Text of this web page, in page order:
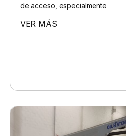
de acceso, especialmente
VER MÁS